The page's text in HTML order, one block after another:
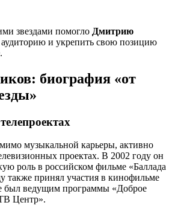
звездами помогло Дмитрию
и укрепить свою позицию
биография «от
музыкальной карьеры, активно
проектах. В 2002 году он
роль в российском фильме «Баллада
также принял участия в кинофильме
был ведущим программы «Доброе
Центр».